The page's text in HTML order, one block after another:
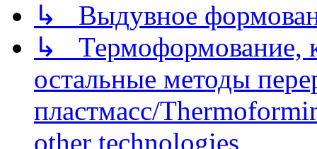
↳ Выдувное
↳ Термоформование,
остальные методы
пластмасс/
other technologies